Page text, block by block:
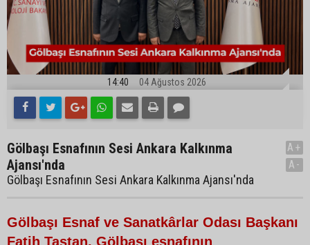
14:40 04 Ağustos 2026
Gölbaşı Esnafının Sesi Ankara Kalkınma
Ajansı'nda
Gölbaşı Esnafının Sesi Ankara Kalkınma Ajansı'nda
A+
A-
Gölbaşı Esnaf ve Sanatkârlar Odası Başkanı
Fatih Taştan, Gölbaşı esnafının